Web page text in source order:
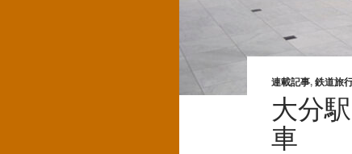
連載記事, 鉄道旅
大分
車